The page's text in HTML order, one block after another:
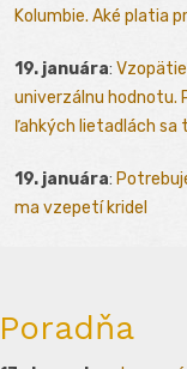
Kolumbie. Aké platia
19. januára:
univerzálnu hodnotu.
ľahkých lietadlách sa
19. januára:
ma vzepetí kridel
Poradňa